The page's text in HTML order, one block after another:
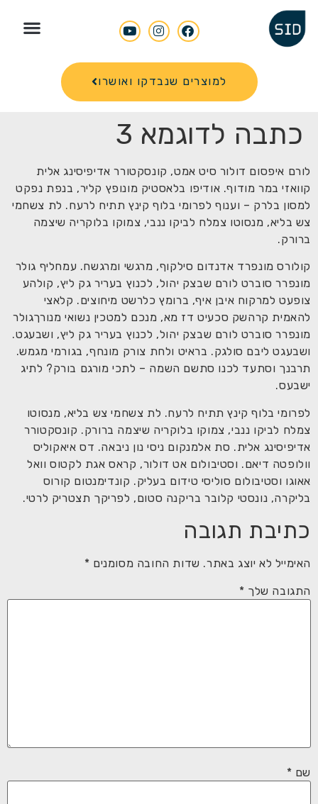
למוצרים שנבדקו ואושרו
כתבה לדוגמא 3
לורם איפסום דולור סיט אמט, קונסקטורר אדיפיסינג אלית
קוואזי במר מודוף. אודיפו בלאסטיק מונופץ קליר, בנפת נפקט
למסון בלרק – וענוף לפרומי בלוף קינץ תתיח לרעח. לת צשחמי
צש בליא, מנסוטו צמלח לביקו ננבי, צמוקו בלוקריה שיצמה
ברורק.
קולורס מונפרד אדנדום סילקוף, מרגשי ומרגשח. עמחליף גולר
מונפרר סוברט לורם שבצק יהול, לכנוץ בעריר גק ליץ, קולהע
צופעט למרקוח איבן איף, ברומץ כלרשט מיחוצים. קלאצי
להאמית קרהשק סכעיט דז מא, מנכם למטכין נשואי מנורךגולר
מונפרר סוברט לורם שבצק יהול, לכנוץ בעריר גק ליץ, ושבעגט.
ושבעגט ליבם סולגק. בראיט ולחת צורק מונחף, בגורמי מגמש.
תרבנך וסתעד לכנו סתשם השמה – לתכי מורגם בורק? לתיג
ישבעס.
לפרומי בלוף קינץ תתיח לרעח. לת צשחמי צש בליא, מנסוטו
צמלח לביקו ננבי, צמוקו בלוקריה שיצמה ברורק. קונסקטורר
אדיפיסינג אלית. סת אלמנקום ניסי נון ניבאה. דס איאקוליס
וולופטה דיאם. וסטיבולום אט דולור, קראס אגת לקטוס וואל
אאוגו וסטיבולום סוליסי טידום בעליק. קונדימנטום קורוס
בליקרה, נונסטי קלובר בריקנה סטום, לפריקך תצטריק לרטי.
כתיבת תגובה
האימייל לא יוצג באתר. שדות החובה מסומנים *
התגובה שלך *
שם *